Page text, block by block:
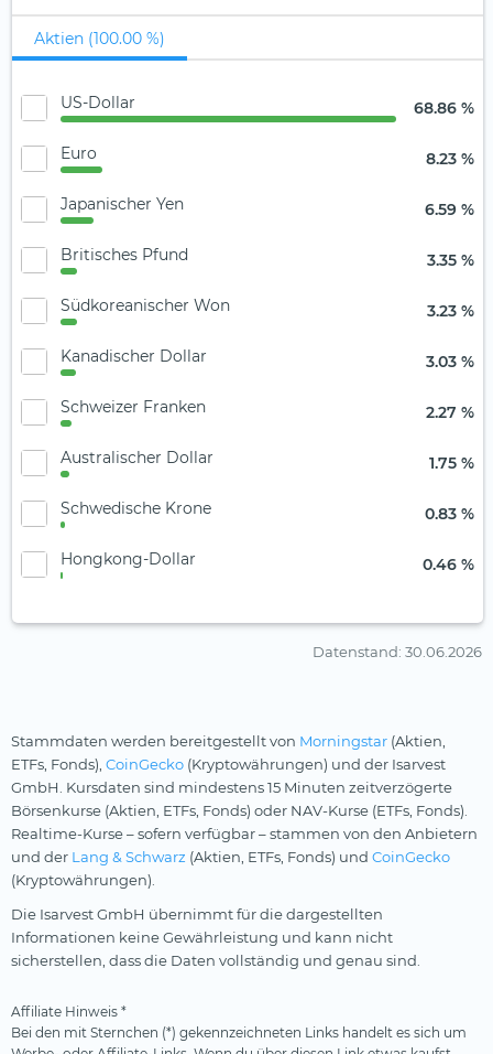
Aktien (100.00 %)
US-Dollar 68.86 %
Euro 8.23 %
Japanischer Yen 6.59 %
Britisches Pfund 3.35 %
Südkoreanischer Won 3.23 %
Kanadischer Dollar 3.03 %
Schweizer Franken 2.27 %
Australischer Dollar 1.75 %
Schwedische Krone 0.83 %
Hongkong-Dollar 0.46 %
Datenstand: 30.06.2026
Stammdaten werden bereitgestellt von Morningstar (Aktien,
ETFs, Fonds), CoinGecko (Kryptowährungen) und der Isarvest
GmbH. Kursdaten sind mindestens 15 Minuten zeitverzögerte
Börsenkurse (Aktien, ETFs, Fonds) oder NAV-Kurse (ETFs, Fonds).
Realtime-Kurse – sofern verfügbar – stammen von den Anbietern
und der Lang & Schwarz (Aktien, ETFs, Fonds) und CoinGecko
(Kryptowährungen).
Die Isarvest GmbH übernimmt für die dargestellten
Informationen keine Gewährleistung und kann nicht
sicherstellen, dass die Daten vollständig und genau sind.
Affiliate Hinweis *
Bei den mit Sternchen (*) gekennzeichneten Links handelt es sich um